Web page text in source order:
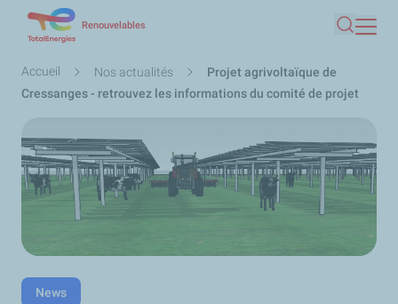
contenu
principal
Renouvelables
Fil
d'Ariane
Accueil Nos actualités
Projet agrivoltaïque de
Cressanges - retrouvez les informations du comité de projet
News